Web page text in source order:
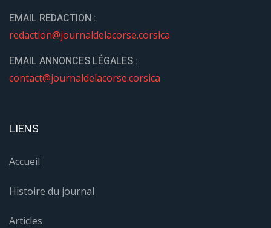
EMAIL REDACTION :
redaction@journaldelacorse.corsica
EMAIL ANNONCES LÉGALES :
contact@journaldelacorse.corsica
LIENS
Accueil
Histoire du journal
Articles